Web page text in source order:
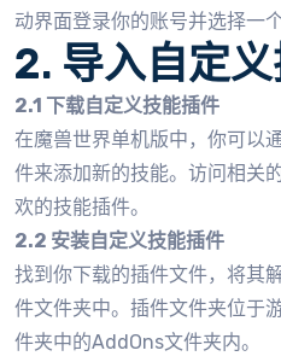
动界面登录你的账号并选择一个
2. 导入自定
2.1 下载自定义技能插件
在魔兽世界单机版中，你可以
件来添加新的技能。访问相关
欢的技能插件。
2.2 安装自定义技能插件
找到你下载的插件文件，将其
件文件夹中。插件文件夹位于
件夹中的AddOns文件夹内。